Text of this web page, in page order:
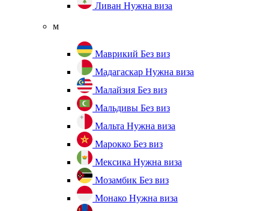
Ливан Нужна виза
м
Маврикий Без виз
Мадагаскар Нужна виза
Малайзия Без виз
Мальдивы Без виз
Мальта Нужна виза
Марокко Без виз
Мексика Нужна виза
Мозамбик Без виз
Монако Нужна виза